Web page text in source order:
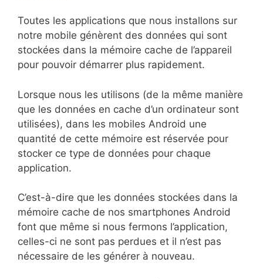
Toutes les applications que nous installons sur
notre mobile génèrent des données qui sont
stockées dans la mémoire cache de l’appareil
pour pouvoir démarrer plus rapidement.
Lorsque nous les utilisons (de la même manière
que les données en cache d’un ordinateur sont
utilisées), dans les mobiles Android une
quantité de cette mémoire est réservée pour
stocker ce type de données pour chaque
application.
C’est-à-dire que les données stockées dans la
mémoire cache de nos smartphones Android
font que même si nous fermons l’application,
celles-ci ne sont pas perdues et il n’est pas
nécessaire de les générer à nouveau.